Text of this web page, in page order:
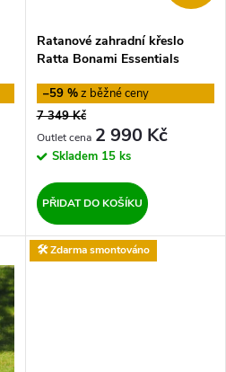
Ratanové zahradní křeslo
Ratta Bonami Essentials
–59 %
7 349 Kč
2 990 Kč
Skladem 15 ks
PŘIDAT DO KOŠÍKU
🛠️ Zdarma smontováno